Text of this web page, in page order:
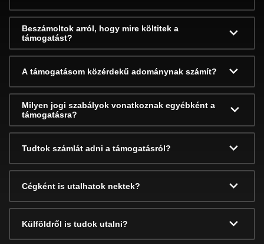
Beszámoltok arról, hogy mire költitek a
támogatást?
A támogatásom közérdekű adománynak számít?
Milyen jogi szabályok vonatkoznak egyébként a
támogatásra?
Tudtok számlát adni a támogatásról?
Cégként is utalhatok nektek?
Külföldről is tudok utalni?